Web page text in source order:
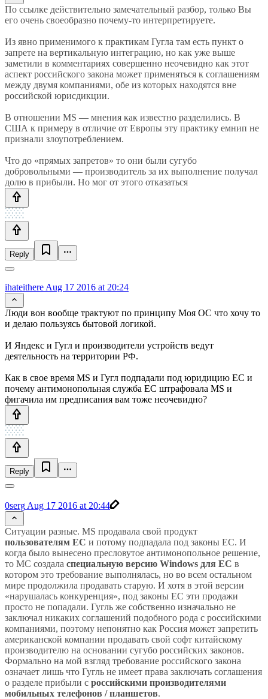
По ссылке действительно замечательный разбор, только Вы
его очень своеобразно почему-то интерпретируете.
Из явно применимого к практикам Гугла там есть пункт о
запрете на вертикальную интеграцию, но как уже выше
заметили в комментариях совершенно неочевидно как этот
аспект российского закона может применяться к соглашениям
между двумя компаниями, обе из которых находятся вне
российской юрисдикции.
В отношении MS — мнения как известно разделились. В
США к примеру в отличие от Европы эту практику емнип не
признали злоупотреблением.
Что до «прямых запретов» то они были сугубо
добровольными — производитель за их выполнение получал
долю в прибыли. Но мог от этого отказаться
Reply
ihateithere Aug 17 2016 at 20:24
Люди вон вообще трактуют по принципу Моя ОС что хочу то
и делаю пользуясь бытовой логикой.
И Яндекс и Гугл и производители устройств ведут
деятельность на территории РФ.
Как в свое время MS и Гугл подпадали под юридицию ЕС и
почему антимонопольная служба ЕС штрафовала MS и
фигачила им предписания вам тоже неочевидно?
Reply
0serg Aug 17 2016 at 20:44
Ситуации разные. MS продавала свой продукт
пользователям ЕС и потому подпадала под законы ЕС. И
когда было вынесено пресловутое антимонопольное решение,
то МС создала специальную версию Windows для ЕС в
котором это требование выполнялась, но во всем остальном
мире продолжила продавать старую. И хотя в этой версии
«нарушалась конкуренция», под законы ЕС эти продажи
просто не попадали. Гугль же собственно изначально не
заключал никаких соглашений подобного рода с российскими
компаниями, поэтому непонятно как Россия может запретить
американской компании продавать свой софт китайскому
производителю на основании сугубо российских законов.
Формально на мой взгляд требование российского закона
означает лишь что Гугль не имеет права заключать соглашения
о разделе прибыли с российскими производителями
мобильных телефонов / планшетов.